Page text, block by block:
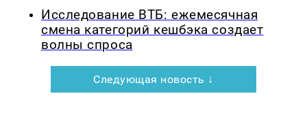
Исследование ВТБ: ежемесячная
смена категорий кешбэка создает
волны спроса
Следующая новость ↓